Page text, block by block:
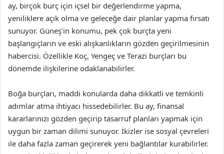
ay, birçok burç için içsel bir değerlendirme yapma,
yeniliklere açık olma ve geleceğe dair planlar yapma fırsatı
sunuyor. Güneş’in konumu, pek çok burçta yeni
başlangıçların ve eski alışkanlıkların gözden geçirilmesinin
habercisi. Özellikle Koç, Yengeç ve Terazi burçları bu
dönemde ilişkilerine odaklanabilirler.
Boğa burçları, maddi konularda daha dikkatli ve temkinli
adımlar atma ihtiyacı hissedebilirler. Bu ay, finansal
kararlarınızı gözden geçirip tasarruf planları yapmak için
uygun bir zaman dilimi sunuyor. İkizler ise sosyal çevreleri
ile daha fazla zaman geçirerek yeni bağlantılar kurabilirler.